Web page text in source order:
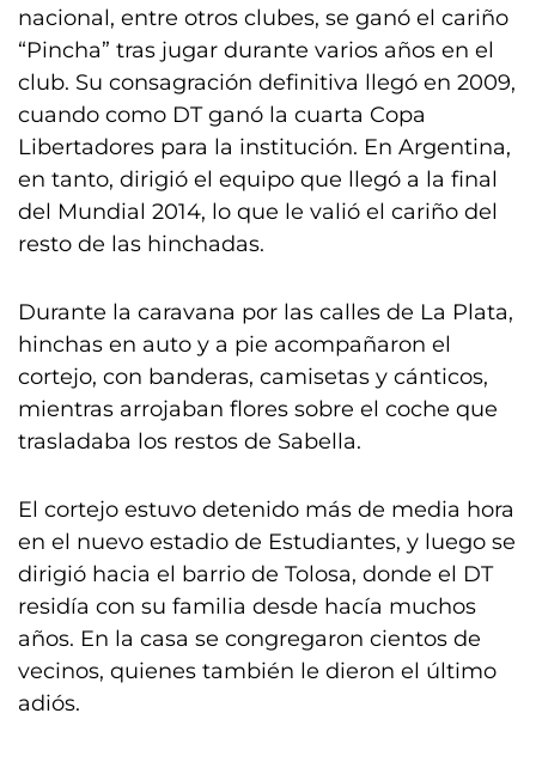
nacional, entre otros clubes, se ganó el cariño
“Pincha” tras jugar durante varios años en el
club. Su consagración definitiva llegó en 2009,
cuando como DT ganó la cuarta Copa
Libertadores para la institución. En Argentina,
en tanto, dirigió el equipo que llegó a la final
del Mundial 2014, lo que le valió el cariño del
resto de las hinchadas.
Durante la caravana por las calles de La Plata,
hinchas en auto y a pie acompañaron el
cortejo, con banderas, camisetas y cánticos,
mientras arrojaban flores sobre el coche que
trasladaba los restos de Sabella.
El cortejo estuvo detenido más de media hora
en el nuevo estadio de Estudiantes, y luego se
dirigió hacia el barrio de Tolosa, donde el DT
residía con su familia desde hacía muchos
años. En la casa se congregaron cientos de
vecinos, quienes también le dieron el último
adiós.